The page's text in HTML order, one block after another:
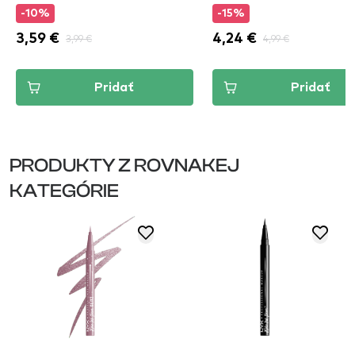
-10%
3,59 € 3,99 €
Pridať
-15%
4,24 € 4,99 €
Pridať
PRODUKTY Z ROVNAKEJ
KATEGÓRIE